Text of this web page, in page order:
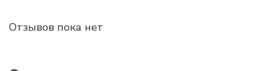
Отзывов пока нет